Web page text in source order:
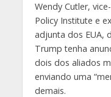
Wendy Cutler,
Policy Institute e
adjunta dos EUA,
Trump tenha
dois dos aliados
enviando uma
demais.